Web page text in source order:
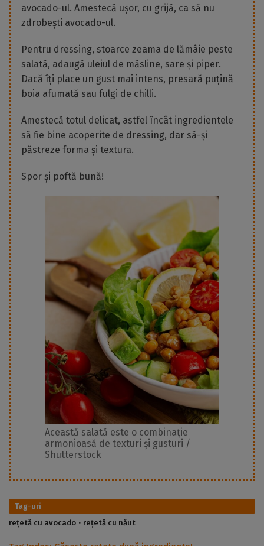
avocado-ul. Amestecă ușor, cu grijă, ca să nu
zdrobești avocado-ul.
Pentru dressing, stoarce zeama de lămâie peste
salată, adaugă uleiul de măsline, sare și piper.
Dacă îți place un gust mai intens, presară puțină
boia afumată sau fulgi de chilli.
Amestecă totul delicat, astfel încât ingredientele
să fie bine acoperite de dressing, dar să-și
păstreze forma și textura.
Spor și poftă bună!
Această salată este o combinație
armonioasă de texturi și gusturi /
Shutterstock
Tag-uri
rețetă cu avocado
rețetă cu năut